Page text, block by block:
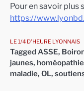
Pour en savoir plus
https://
LE 1/4 D'HEURE LYONNAIS
Tagged ASSE,
jaunes, homéopathie
maladie, OL,